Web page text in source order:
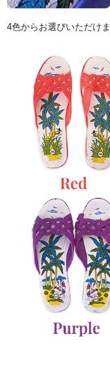
4色からお選びいただけま